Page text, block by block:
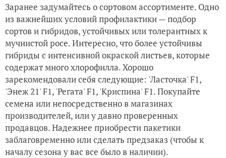
Заранее задумайтесь о сортовом ассортименте. Одно
из важнейших условий профилактики — подбор
сортов и гибридов, устойчивых или толерантных к
мучнистой росе. Интересно, что более устойчивы
гибриды с интенсивной окраской листьев, которые
содержат много хлорофилла. Хорошо
зарекомендовали себя следующие: 'Ласточка'F1,
'Энеж 21' F1, 'Регата'F1, 'Криспина'F1. Покупайте
семена или непосредственно в магазинах
производителей, или у давно проверенных
продавцов. Надежнее приобрести пакетики
заблаговременно или сделать предзаказ (чтобы к
началу сезона у вас все было в наличии).